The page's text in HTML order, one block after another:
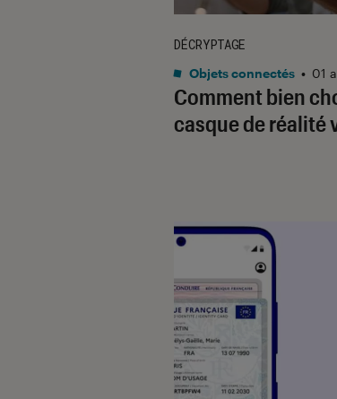
Comment bien
casque de réalité
DÉCRYPTAGE
Objets connectés • 01